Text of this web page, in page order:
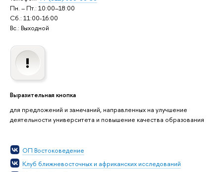
Пн. – Пт.: 10:00–18:00
Сб.: 11:00-16:00
Вс.: Выходной
Выразительная кнопка
для предложений и замечаний, направленных на улучшение
деятельности университета и повышение качества образования
ОП Востоковедение
Клуб ближневосточных и африканских исследований